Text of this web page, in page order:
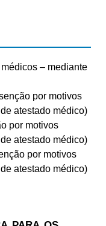
– mediante
por motivos
atestado médico)
por motivos
atestado médico)
por motivos
atestado médico)